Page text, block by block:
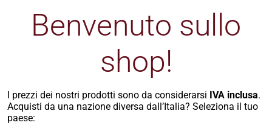
Benvenuto sullo
shop!
I prezzi dei nostri prodotti sono da considerarsi IVA inclusa.
Acquisti da una nazione diversa dall’Italia? Seleziona il tuo
paese: